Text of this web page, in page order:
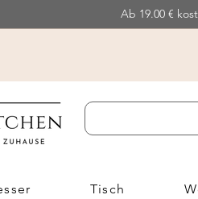
Ab 19.00 €
Tisch